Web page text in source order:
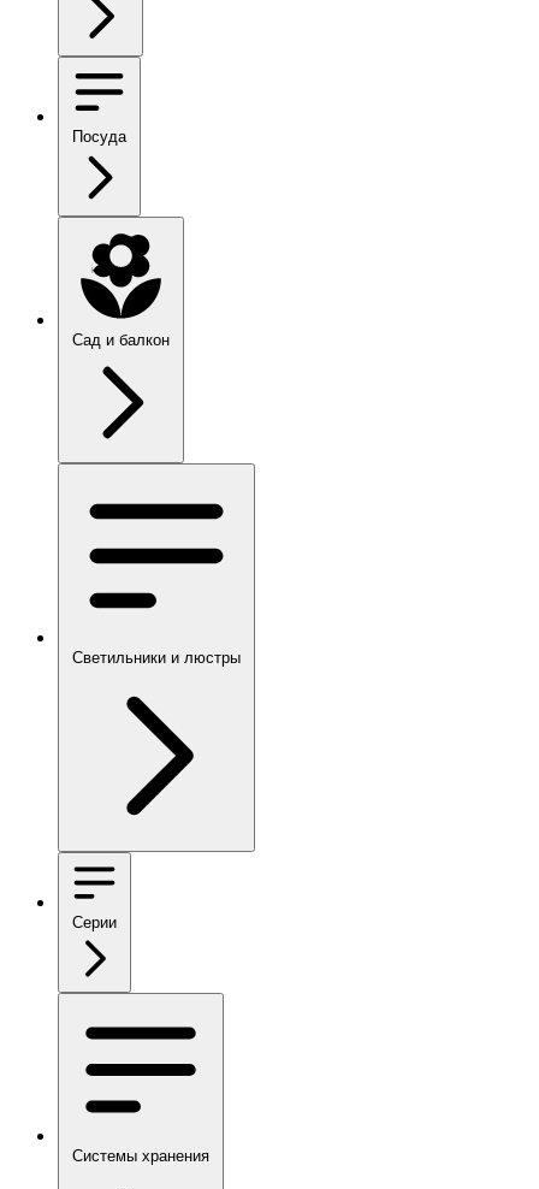
Посуда
Сад и балкон
Светильники и люстры
Серии
Системы хранения